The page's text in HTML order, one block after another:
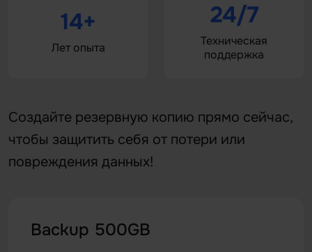
14+
Лет опыта
24/7
Техническая
поддержка
Создайте резервную копию прямо сейчас,
чтобы защитить себя от потери или
повреждения данных!
Backup 500GB